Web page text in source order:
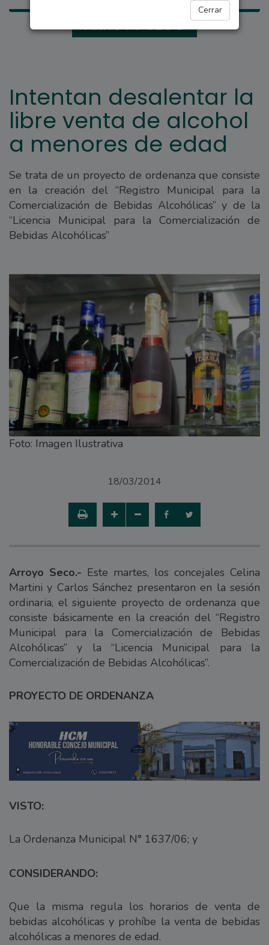
Cerrar
ARROYO SECO
Intentan desalentar la
libre venta de alcohol
a menores de edad
Se trata de un proyecto de ordenanza que consiste
en la creación del “Registro Municipal para la
Comercialización de Bebidas Alcohólicas” y de la
“Licencia Municipal para la Comercialización de
Bebidas Alcohólicas”
Foto: Imagen Ilustrativa
18/03/2014
Arroyo Seco.- Este martes, los concejales Celina
Martini y Carlos Sánchez presentaron en la sesión
ordinaria, el siguiente proyecto de ordenanza que
consiste básicamente en la creación del “Registro
Municipal para la Comercialización de Bebidas
Alcohólicas” y la “Licencia Municipal para la
Comercialización de Bebidas Alcohólicas”.
PROYECTO DE ORDENANZA
VISTO:
La Ordenanza Municipal N° 1637/06; y
CONSIDERANDO:
Que la misma regula los horarios de venta de
bebidas alcohólicas y prohíbe la venta de bebidas
alcohólicas a menores de edad.